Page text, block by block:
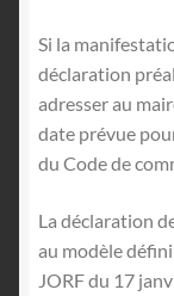
Si la
déclaration
adresser au
date prévue
du Code de
La déclaration
au modèle
JORF du 17